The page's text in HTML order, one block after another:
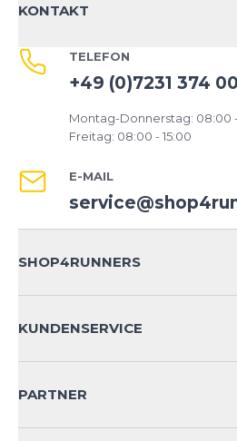
KONTAKT
TELEFON
+49 (0)7231 374
Montag-Donnerstag: 08:00 -
Freitag: 08:00 - 15:00
E-MAIL
SHOP4RUNNERS
KUNDENSERVICE
PARTNER